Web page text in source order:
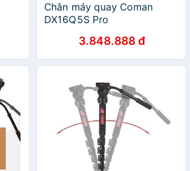
Chân máy quay Coman
DX16Q5S Pro
3.848.888 đ